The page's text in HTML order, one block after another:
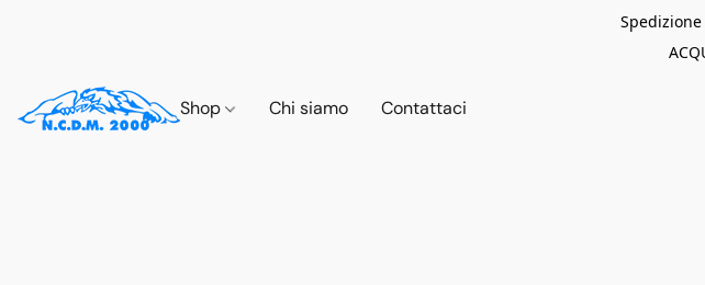
Shop Chi siamo Contattaci